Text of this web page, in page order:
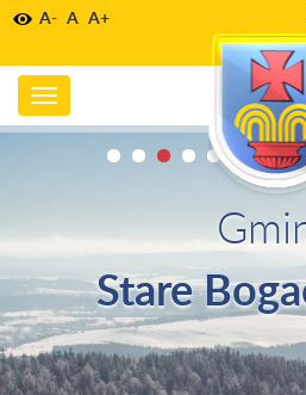
A- A A+
Toggle
navigation
Stare